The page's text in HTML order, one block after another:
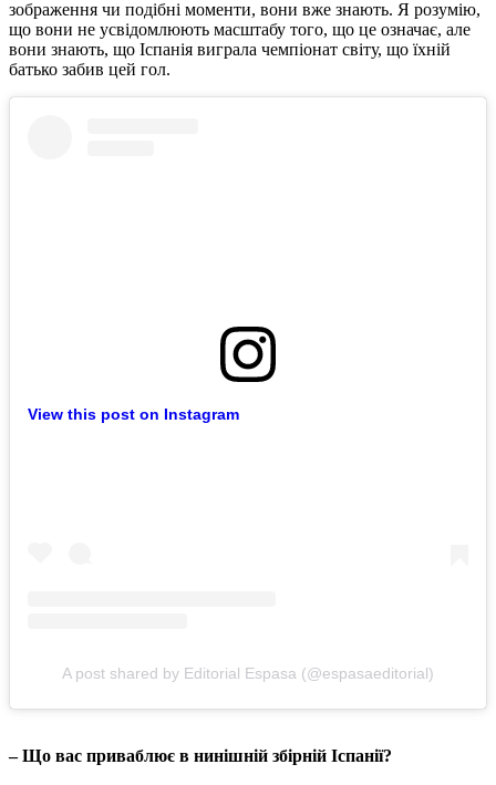
зображення чи подібні моменти, вони вже знають. Я розумію,
що вони не усвідомлюють масштабу того, що це означає, але
вони знають, що Іспанія виграла чемпіонат світу, що їхній
батько забив цей гол.
View this post on Instagram
A post shared by Editorial Espasa (@espasaeditorial)
– Що вас приваблює в нинішній збірній Іспанії?